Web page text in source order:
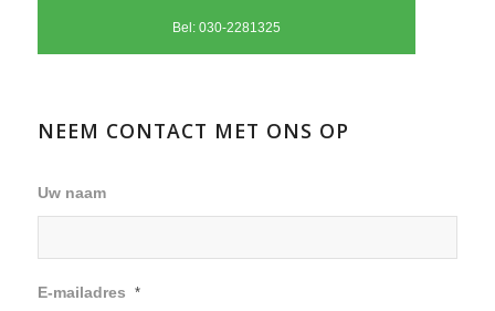
Bel: 030-2281325
NEEM CONTACT MET ONS OP
Uw naam
E-mailadres *